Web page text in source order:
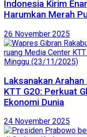
Indonesia Kirim
Harumkan Merah
26 November 2025
Laksanakan
KTT G20: Perkuat
Ekonomi Dunia
24 November 2025